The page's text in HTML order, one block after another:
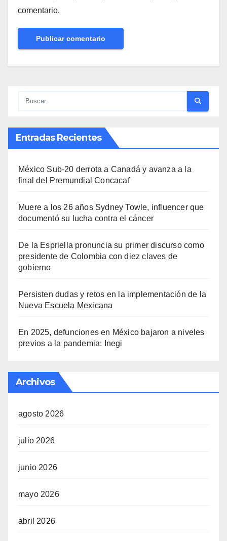
comentario.
Entradas Recientes
México Sub-20 derrota a Canadá y avanza a la
final del Premundial Concacaf
Muere a los 26 años Sydney Towle, influencer que
documentó su lucha contra el cáncer
De la Espriella pronuncia su primer discurso como
presidente de Colombia con diez claves de
gobierno
Persisten dudas y retos en la implementación de la
Nueva Escuela Mexicana
En 2025, defunciones en México bajaron a niveles
previos a la pandemia: Inegi
Archivos
agosto 2026
julio 2026
junio 2026
mayo 2026
abril 2026